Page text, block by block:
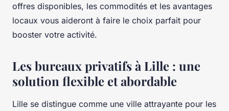
offres disponibles, les commodités et les avantages
locaux vous aideront à faire le choix parfait pour
booster votre activité.
Les bureaux privatifs à Lille : une
solution flexible et abordable
Lille se distingue comme une ville attrayante pour les